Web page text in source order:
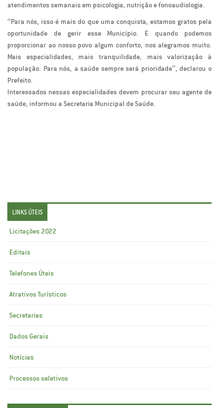
atendimentos semanais em psicologia, nutrição e fonoaudiologia.
“Para nós, isso é mais do que uma conquista, estamos gratos pela
oportunidade de gerir esse Município. E quando podemos
proporcionar ao nosso povo algum conforto, nos alegramos muito.
Mais especialidades, mais tranquilidade, mais valorização à
população. Para nós, a saúde sempre será prioridade”, declarou o
Prefeito.
Interessados nessas especialidades devem procurar seu agente de
saúde, informou a Secretaria Municipal de Saúde.
LINKS ÚTEIS
Licitações 2022
Editais
Telefones Úteis
Atrativos Turísticos
Secretarias
Dados Gerais
Notícias
Processos seletivos